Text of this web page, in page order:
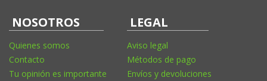
NOSOTROS
Quienes somos
Contacto
Tu opinión es importante
LEGAL
Aviso legal
Métodos de pago
Envíos y devoluciones